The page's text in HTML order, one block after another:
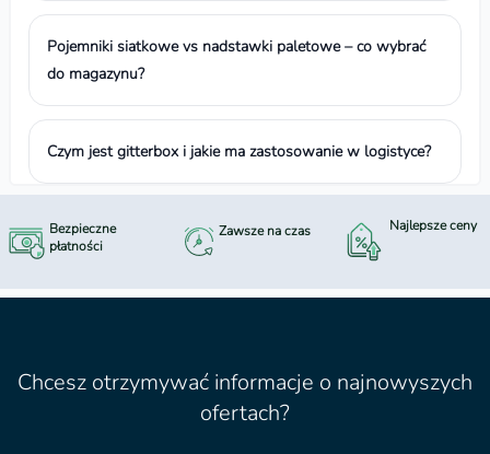
Pojemniki siatkowe vs nadstawki paletowe – co wybrać
do magazynu?
Czym jest gitterbox i jakie ma zastosowanie w logistyce?
Bezpieczne
płatności
Zawsze na czas Najlepsze ceny
Chcesz otrzymywać informacje o najnowyszych
ofertach?